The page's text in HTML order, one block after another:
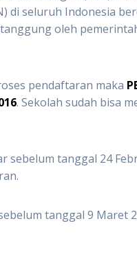
di seluruh Indonesia
oleh
pendaftaran maka
. Sekolah sudah bisa
sebelum tanggal 24
tanggal 9 Maret